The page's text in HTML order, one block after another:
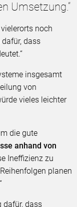
Umsetzung.“
noch
dass
insgesamt
von
vieles leichter
die gute
anhand von
Ineffizienz zu
planen
dafür, dass